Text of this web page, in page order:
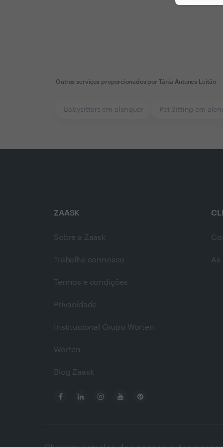
Outros serviços proporcionados por Tânia Antunes Leitão
Babysitters em alenquer Pet Sitting em
ZAASK
Sobre a Zaask
Trabalhe connosco
Termos e condições
Privacidade
Institucional Grupo Worten
Worten
Blog Zaask
As